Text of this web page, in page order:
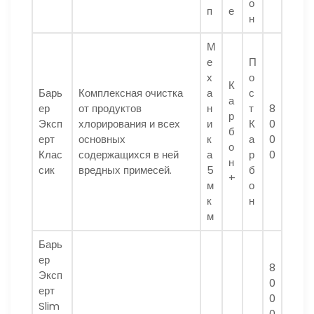
п
е
о
н
Барь
ер
Эксп
ерт
Клас
сик
Комплексная очистка
от продуктов
хлорирования и всех
основных
содержащихся в ней
вредных примесей.
М
е
х
а
н
и
к
а
5
м
к
м
К
а
р
б
о
н
+
П
о
с
т
К
а
р
б
о
н
8
0
0
0
Барь
ер
Эксп
ерт
Slim
8
0
0